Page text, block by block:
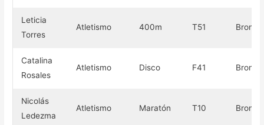
Leticia
Torres
Atletismo 400m T51 Bronce
Catalina
Rosales
Atletismo Disco F41 Bronce
Nicolás
Ledezma
Atletismo Maratón T10 Bronce